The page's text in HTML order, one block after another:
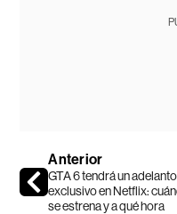
Anterior
GTA 6 tendrá un adelanto
exclusivo en Netflix:
se estrena y a qué hora